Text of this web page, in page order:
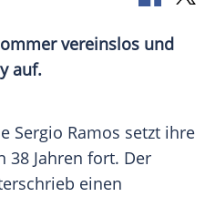
vereinslos und
auf.
Sergio Ramos setzt ihre
38 Jahren fort. Der
einen